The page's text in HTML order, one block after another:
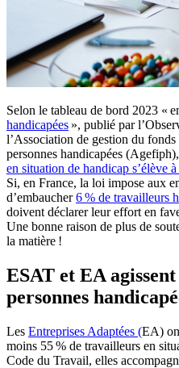
Selon le tableau de bord 2023 «
handicapées », publié par
l’Association de gestion du
personnes handicapées (Agefiph),
en situation de handicap s’élève
Si, en France, la loi impose aux
d’embaucher6 % de travailleurs
doivent déclarer leur effort en
Une bonne raison de plus de
la matière !
ESAT et EA
personnes
Les Entreprises Adaptées (EA)
moins 55 % de travailleurs en
Code du Travail, elles